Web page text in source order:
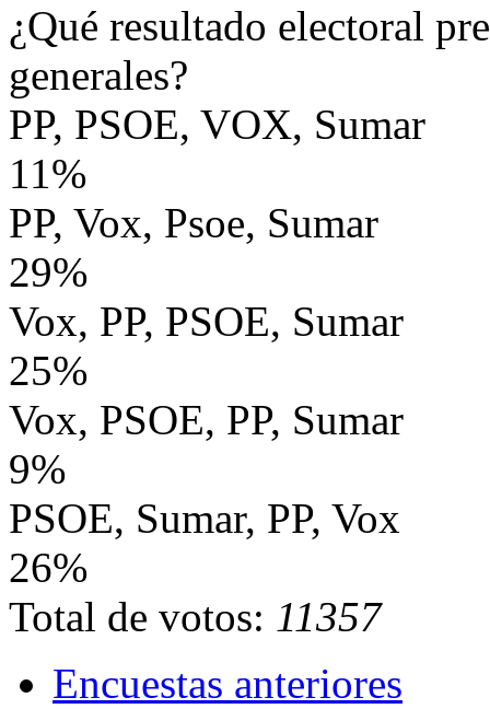
¿Qué resultado electoral
generales?
PP, PSOE, VOX, Sumar
11%
PP, Vox, Psoe, Sumar
29%
Vox, PP, PSOE, Sumar
25%
Vox, PSOE, PP, Sumar
9%
PSOE, Sumar, PP, Vox
26%
Total de votos: 11357
Encuestas anteriores